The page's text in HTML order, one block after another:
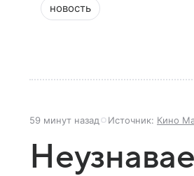
новость
59 минут назад Источник: Кино